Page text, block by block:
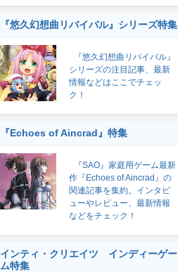
『悠久幻想曲リバイバル』シリーズ特集
『悠久幻想曲リバイバル』
シリーズの注目記事、最新
情報などはここでチェッ
ク！
『Echoes of Aincrad』特集
『SAO』家庭用ゲーム最新
作『Echoes of Aincrad』の
関連記事を集約。インタビ
ューやレビュー、最新情報
などをチェック！
インティ・クリエイツ インディーゲー
ム特集